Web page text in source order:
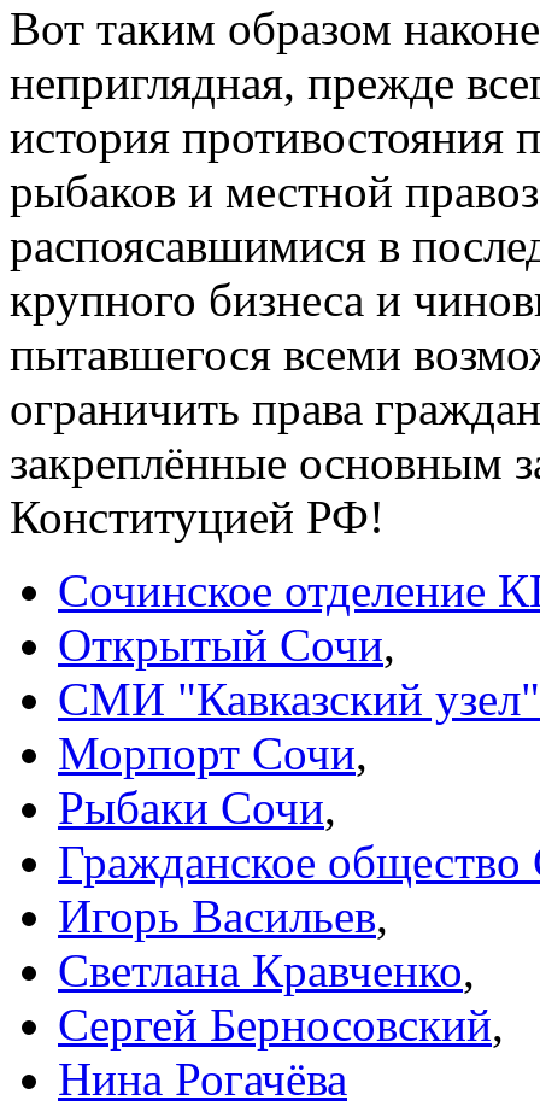
Вот таким образом
неприглядная, прежде
история противостояния
рыбаков и местной
распоясавшимися в
крупного бизнеса и
пытавшегося всеми
ограничить права
закреплённые основным
Конституцией РФ!
Сочинское отделение
Открытый Сочи,
СМИ "Кавказский узел"
Морпорт Сочи,
Рыбаки Сочи,
Гражданское
Игорь Васильев,
Светлана Кравченко,
Сергей Берносовский,
Нина Рогачёва